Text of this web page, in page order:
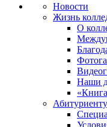
Новости
Жизнь
О
Наши
Абитуриенту